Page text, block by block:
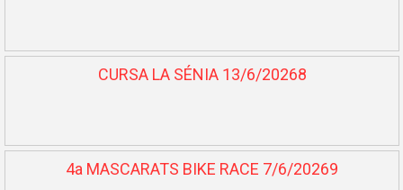
CURSA LA SÉNIA 13/6/20268
4a MASCARATS BIKE RACE 7/6/20269